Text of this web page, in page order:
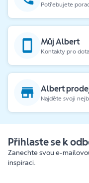
Potřebujete
Můj Albert
Kontakty pro
Albert
Najděte svoji
Přihlaste se k
Zanechte svou e-
inspiraci.